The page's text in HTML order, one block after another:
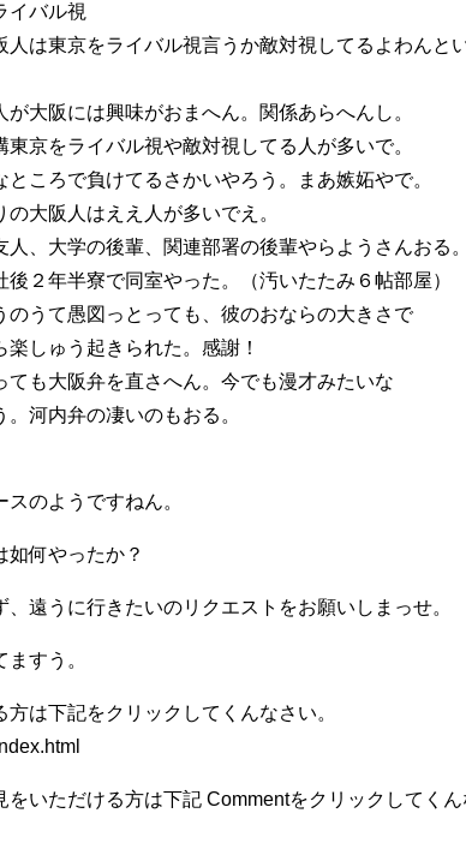
バル視
人は東京をライバル視言うか敵対視してるよわんと
が大阪には興味がおまへん。関係あらへんし。
京をライバル視や敵対視してる人が多いで。
ころで負けてるさかいやろう。まあ嫉妬やで。
大阪人はええ人が多いでえ。
、大学の後輩、関連部署の後輩やらようさんおる。
後２年半寮で同室やった。（汚いたたみ６帖部屋）
のうて愚図っとっても、彼のおならの大きさで
しゅう起きられた。感謝！
ても大阪弁を直さへん。今でも漫才みたいな
河内弁の凄いのもおる。
のようですねん。
如何やったか？
遠うに行きたいのリクエストをお願いしまっせ。
すう。
は下記をクリックしてくんなさい。
いただける方は下記 Commentをクリックしてくん